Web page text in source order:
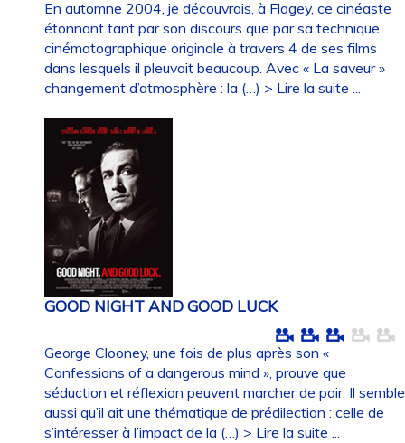
En automne 2004, je découvrais, à Flagey, ce cinéaste
étonnant tant par son discours que par sa technique
cinématographique originale à travers 4 de ses films
dans lesquels il pleuvait beaucoup. Avec « La saveur »
changement d’atmosphère : la (…) > Lire la suite ...
GOOD NIGHT AND GOOD LUCK
George Clooney, une fois de plus après son «
Confessions of a dangerous mind », prouve que
séduction et réflexion peuvent marcher de pair. Il semble
aussi qu’il ait une thématique de prédilection : celle de
s’intéresser à l’impact de la (…) > Lire la suite ...